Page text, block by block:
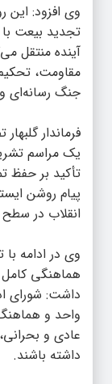
وی افزود: این
تجدید بیعت
آینده منتقل
مقاومت،
جنگ رسانه‌ای و
فرماندار
یک مراسم
تأکید بر حفظ
پیام روشن
انقلاب در
وی در ادامه
هماهنگی
داشت: شورای
واحد و
عادی و
داشته باشند.